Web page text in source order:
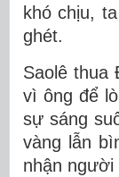
khó chịu,
ghét.
Saolê thua
vì ông để
sự sáng
vàng lẫn
nhận